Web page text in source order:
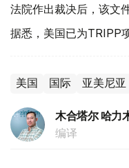
法院作出裁决后，该文
据悉，美国已为TRIPP
美国 国际 亚美尼亚
木合塔尔 哈力
编译